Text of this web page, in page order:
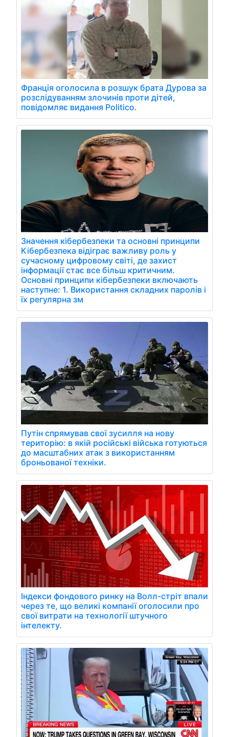
Франція оголосила в розшук брата Дурова за
розслідуванням злочинів проти дітей,
повідомляє видання Politico.
Значення кібербезпеки та основні принципи
Кібербезпека відіграє важливу роль у
сучасному цифровому світі, де захист
інформації стає все більш критичним.
Основні принципи кібербезпеки включають
наступне: 1. Використання складних паролів і
їх регулярна зм
Путін спрямував свої зусилля на нову
територію: в якій російські війська готуються
до масштабних атак з використанням
броньованої техніки.
Індекси фондового ринку на Волл-стріт впали
через те, що великі компанії оголосили про
свої витрати на технології штучного
інтелекту.